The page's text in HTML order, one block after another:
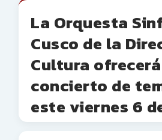
La Orquesta
Cusco de la
Cultura ofrecerá
concierto de
este viernes 6